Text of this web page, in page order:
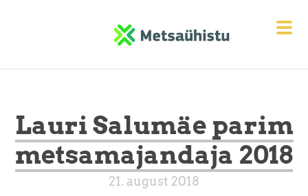
Lauri Salumäe parim
metsamajandaja 2018
21. august 2018